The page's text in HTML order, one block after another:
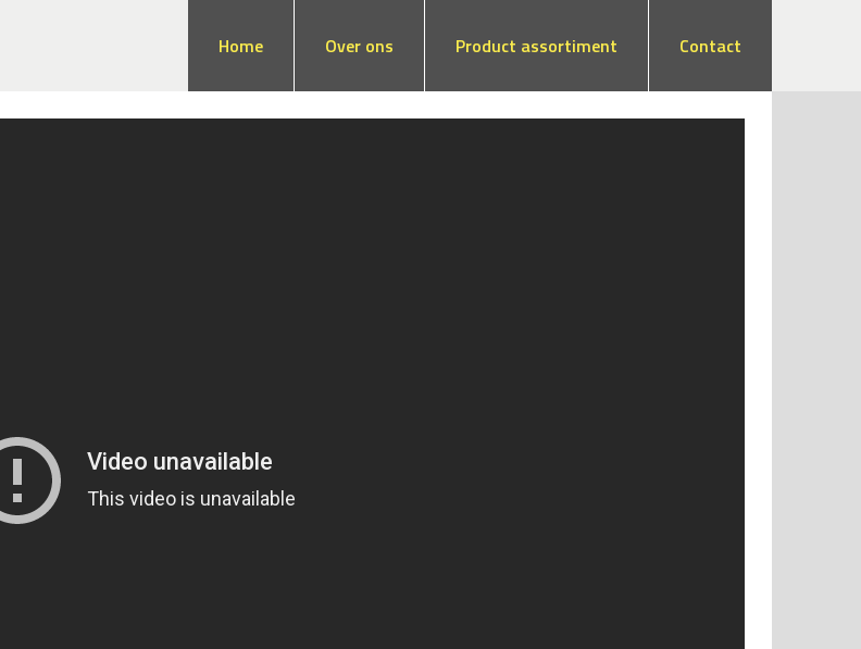
Home Over ons Product assortiment Contact